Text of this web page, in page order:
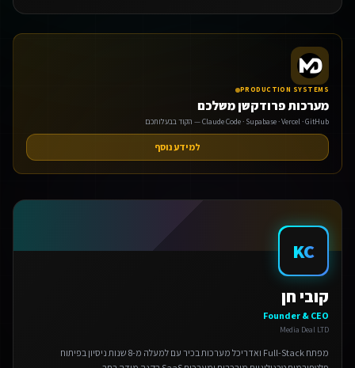
PRODUCTION SYSTEMS
מערכות פרודקשן משלכם
Claude Code · Supabase · Vercel · GitHub — הקוד בבעלותכם
למידע נוסף
KC
קובי חן
Founder & CEO
Media Deal LTD
מפתח Full-Stack ואדריכל מערכות בכיר עם למעלה מ-8 שנות ניסיון בפיתוח
אנחנו משתמשים בעוגיות 🍪